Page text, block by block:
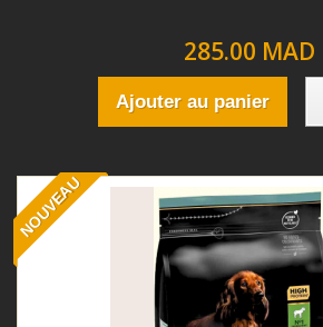
285.00 MAD
Ajouter au panier
NOUVEAU